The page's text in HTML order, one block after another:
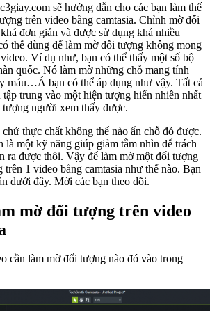
sẽ hướng dẫn cho các bạn làm thế
trên video bằng camtasia. Chỉnh mờ đối
đơn giản và được sử dụng khá nhiều
thể dùng để làm mờ đối tượng không mong
Ví dụ như, bạn có thể thấy một số bộ
quốc. Nó làm mờ những chỗ mang tính
máu…Á bạn có thể áp dụng như vậy. Tất cả
tập trung vào một hiện tượng hiển nhiên nhất
người xem thấy được.
thực chất không thể nào ẩn chỗ đó được.
là một kỹ năng giúp giảm tằm nhìn để trách
ra được thôi. Vậy để làm mờ một đối tượng
1 video bằng camtasia như thế nào. Bạn
dưới đây. Mời các bạn theo dõi.
mờ đối tượng trên video
cần làm mờ đối tượng nào đó vào trong